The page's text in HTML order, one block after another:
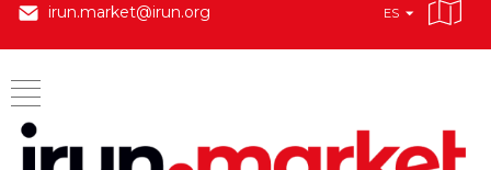
irun.market@irun.org ES